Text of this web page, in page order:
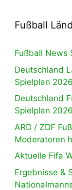
Fußball
Fußball News
Deutschland
Spielplan 2026
Deutschland
Spielplan 2026
ARD / ZDF
Moderatoren
Aktuelle Fifa
Ergebnisse &